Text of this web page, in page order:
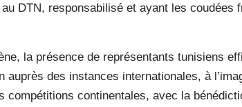
DTN, responsabilisé et ayant les
la présence de représentants tunisiens
auprès des instances internationales, à
compétitions continentales, avec la